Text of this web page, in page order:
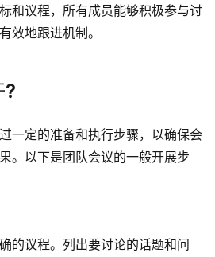
和议程，所有成员能够积极参与讨
效地跟进机制。
?
一定的准备和执行步骤，以确保会
。以下是团队会议的一般开展步
的议程。列出要讨论的话题和问